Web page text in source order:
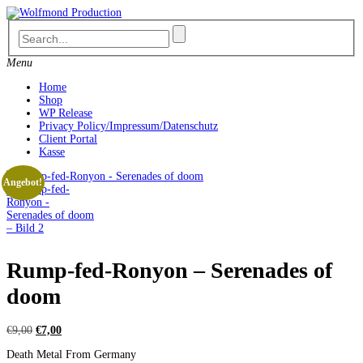
Skip
to
content
Menu
Home
Shop
WP Release
Privacy Policy/Impressum/Datenschutz
Client Portal
Kasse
Angebot!
Rump-fed-Ronyon – Serenades of
doom
€9,00 Ursprünglicher
war:
€7,00Aktueller
ist:
Death Metal From Germany